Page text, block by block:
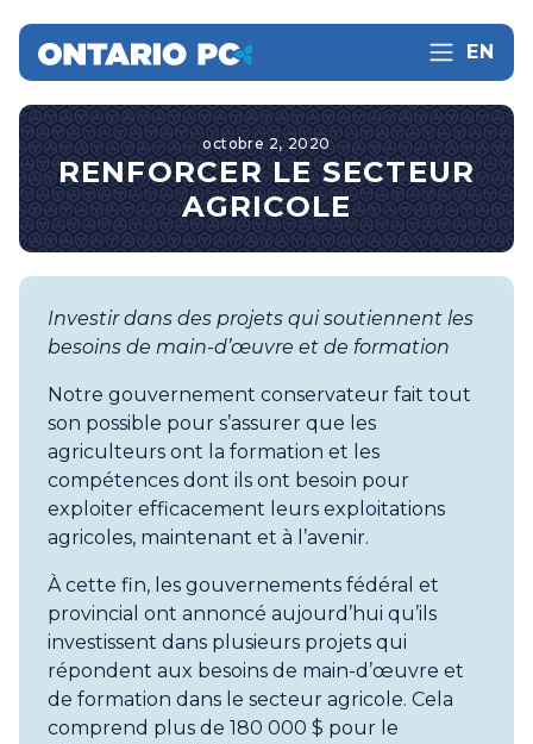
EN
octobre 2, 2020
RENFORCER LE SECTEUR
AGRICOLE
Investir dans des projets qui soutiennent les
besoins de main-d’œuvre et de formation
Notre gouvernement conservateur fait tout
son possible pour s’assurer que les
agriculteurs ont la formation et les
compétences dont ils ont besoin pour
exploiter efficacement leurs exploitations
agricoles, maintenant et à l’avenir.
À cette fin, les gouvernements fédéral et
provincial ont annoncé aujourd’hui qu’ils
investissent dans plusieurs projets qui
répondent aux besoins de main-d’œuvre et
de formation dans le secteur agricole. Cela
comprend plus de 180 000 $ pour le